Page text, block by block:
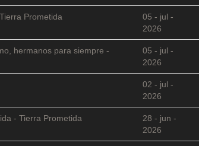
Prometida
05 - jul -
2026
hermanos para siempre -
05 - jul -
2026
02 - jul -
2026
- Tierra Prometida
28 - jun -
2026